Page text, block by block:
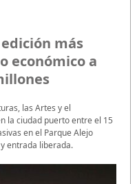
más
económico a
las Artes y el
la ciudad puerto entre el 15
en el Parque Alejo
entrada liberada.